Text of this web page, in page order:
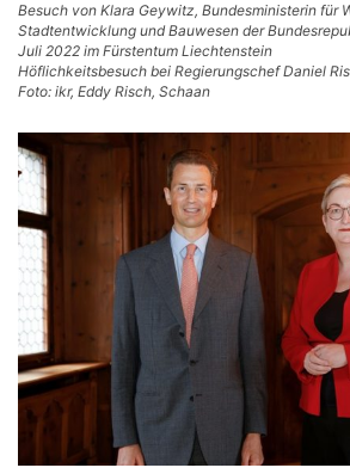
Besuch von Klara Geywitz, Bundesministerin für
Stadtentwicklung und Bauwesen der
Juli 2022 im Fürstentum Liechtenstein
Höflichkeitsbesuch bei Regierungschef Daniel
Foto: ikr, Eddy Risch, Schaan